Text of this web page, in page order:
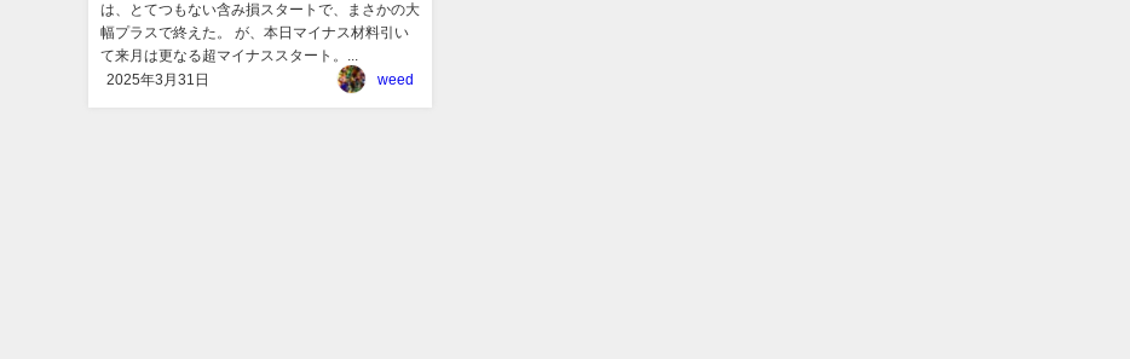
は、とてつもない含み損スタートで、まさかの大
幅プラスで終えた。 が、本日マイナス材料引い
て来月は更なる超マイナススタート。...
2025年3月31日
weed